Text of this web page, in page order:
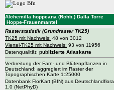
Alchemilla hoppeana (Rchb.) Dalla Torre
Hoppe-Frauenmantel
Rasterstatistik (Grundraster TK25)
TK25 mit Nachweis: 48 von 3012
Viertel-TK25 mit Nachweis: 93 von 11956
Datenqualität: publizierte Atlaskarte
Verbreitung der Farn- und Blütenpflanzen in
Deutschland; aggregiert im Raster der
Topographischen Karte 1:25000
Datenbank FlorKart (BfN) aus Deutschlandflora
1.0 (NetPhyD)